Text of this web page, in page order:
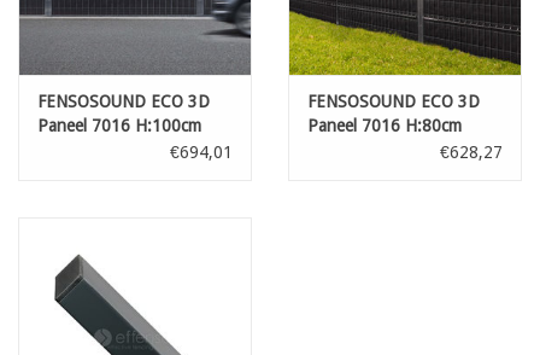
FENSOSOUND ECO 3D
Paneel 7016 H:100cm
€694,01
FENSOSOUND ECO 3D
Paneel 7016 H:80cm
€628,27